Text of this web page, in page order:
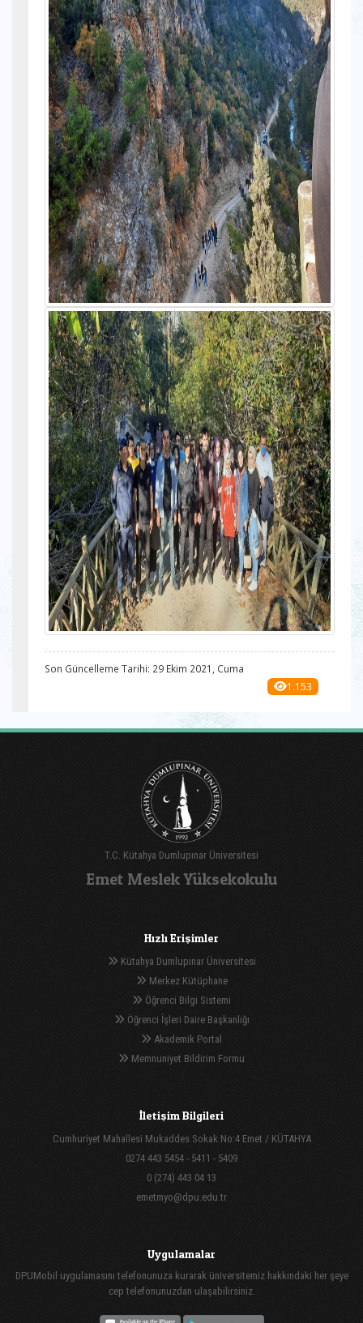
Son Güncelleme Tarihi: 29 Ekim 2021, Cuma
1.153
T.C. Kütahya Dumlupınar Üniversitesi
Emet Meslek Yüksekokulu
Hızlı Erişimler
Kütahya Dumlupınar Üniversitesi
Merkez Kütüphane
Öğrenci Bilgi Sistemi
Öğrenci İşleri Daire Başkanlığı
Akademik Portal
Memnuniyet Bildirim Formu
İletişim Bilgileri
Cumhuriyet Mahallesi Mukaddes Sokak No:4 Emet / KÜTAHYA
0274 443 5454 - 5411 - 5409
0 (274) 443 04 13
emetmyo@dpu.edu.tr
Uygulamalar
DPUMobil uygulamasını telefonunuza kurarak üniversitemiz hakkındaki her şeye
cep telefonunuzdan ulaşabilirsiniz.